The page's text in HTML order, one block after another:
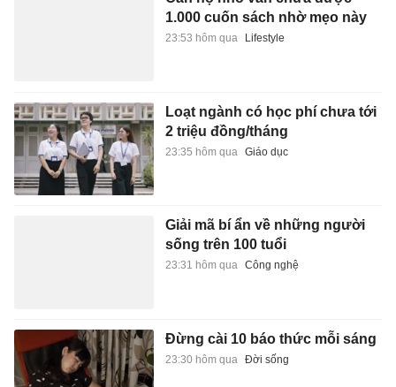
1.000 cuốn sách nhờ mẹo này
23:53 hôm qua Lifestyle
Loạt ngành có học phí chưa tới
2 triệu đồng/tháng
23:35 hôm qua Giáo dục
Giải mã bí ẩn về những người
sống trên 100 tuổi
23:31 hôm qua Công nghệ
Đừng cài 10 báo thức mỗi sáng
23:30 hôm qua Đời sống